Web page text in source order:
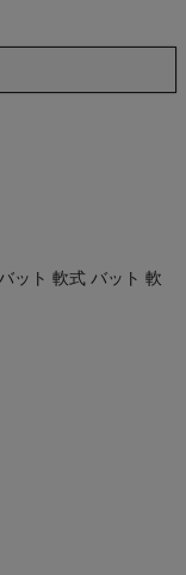
ット 軟式 バット 軟